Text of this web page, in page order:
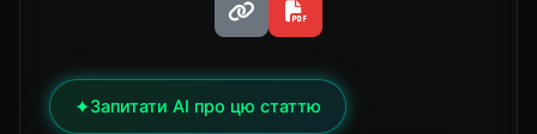
✦Запитати AI про цю статтю